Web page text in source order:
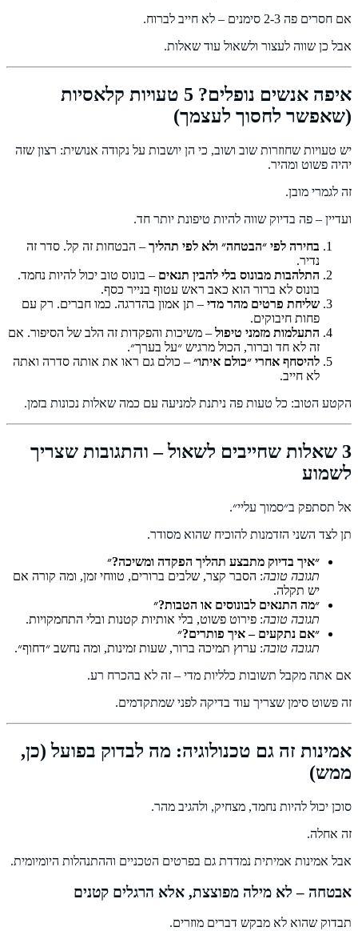
אם חסרים פה 2-3 סימנים – לא חייב לברוח.
אבל כן שווה לעצור ולשאול עוד שאלות.
איפה אנשים נופלים? 5 טעויות קלאסיות
(שאפשר לחסוך לעצמך)
יש טעויות שחוזרות שוב ושוב, כי הן יושבות על נקודה אנושית: רצון שזה
יהיה פשוט ומהיר.
זה לגמרי מובן.
ועדיין – פה בדיוק שווה להיות טיפונת יותר חד.
בחירה לפי ״הבטחה״ ולא לפי תהליך – הבטחות זה קל. סדר זה
נדיר.
התלהבות מבונוס בלי להבין תנאים – בונוס טוב יכול להיות נחמד.
בונוס לא ברור הוא כאב ראש עטוף בנייר כסף.
שליחת פרטים מהר מדי – תן אמון בהדרגה. כמו חברים. רק עם
פחות חיבוקים.
התעלמות מזמני טיפול – משיכות והפקדות זה הלב של הסיפור. אם
זה לא חד וברור, הכול מרגיש ״על בערך״.
להיסחף אחרי ״כולם איתו״ – כולם גם ראו את אותה סדרה ואתה
לא חייב.
הקטע הטוב: כל טעות פה ניתנת למניעה עם כמה שאלות נכונות בזמן.
3 שאלות שחייבים לשאול – והתגובות שצריך
לשמוע
אל תסתפק ב״סמוך עליי״.
תן לצד השני הזדמנות להוכיח שהוא מסודר.
״איך בדיוק מתבצע תהליך הפקדה ומשיכה?״
תגובה טובה: הסבר קצר, שלבים ברורים, טווחי זמן, ומה קורה אם
יש תקלה.
״מה התנאים לבונוסים או הטבות?״
תגובה טובה: פירוט פשוט, בלי אותיות קטנות ובלי התחמקויות.
״אם נתקעים – איך פותרים?״
תגובה טובה: ערוץ תמיכה ברור, שעות זמינות, ומה נחשב ״דחוף״.
אם אתה מקבל תשובות כלליות מדי – זה לא בהכרח רע.
זה פשוט סימן שצריך עוד בדיקה לפני שמתקדמים.
אמינות זה גם טכנולוגיה: מה לבדוק בפועל (כן,
ממש)
סוכן יכול להיות נחמד, מצחיק, ולהגיב מהר.
זה אחלה.
אבל אמינות אמיתית נמדדת גם בפרטים הטכניים וההתנהלות היומיומית.
אבטחה – לא מילה מפוצצת, אלא הרגלים קטנים
תבדוק שהוא לא מבקש דברים מוזרים.